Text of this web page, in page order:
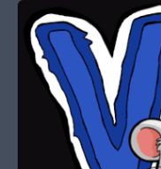
Skip to content